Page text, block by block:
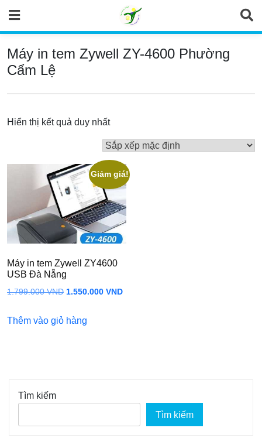
content
Máy in tem Zywell ZY-4600 Phường
Cẩm Lệ
Hiển thị kết quả duy nhất
Giảm giá!
Máy in tem Zywell ZY4600
USB Đà Nẵng
1.799.000VND Giá
là:
1.550.000 VNDGiá
Thêm vào giỏ hàng
Tìm kiếm
Tìm kiếm